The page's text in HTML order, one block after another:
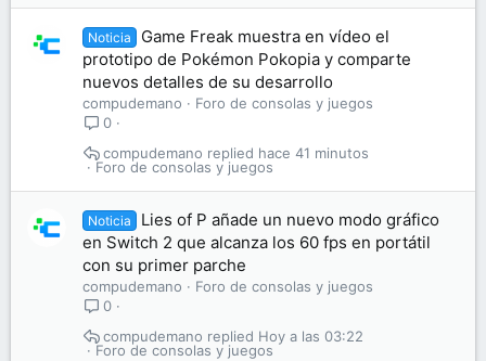
Noticia
Game Freak muestra en vídeo el
prototipo de Pokémon Pokopia y comparte
nuevos detalles de su desarrollo
compudemano
Foro de consolas y juegos
0
Foro de consolas y juegos
hace 41 minutos
compudemano
Noticia
Lies of P añade un nuevo modo gráfico
en Switch 2 que alcanza los 60 fps en portátil
con su primer parche
compudemano
Foro de consolas y juegos
0
Foro de consolas y juegos
Hoy a las 03:22
compudemano